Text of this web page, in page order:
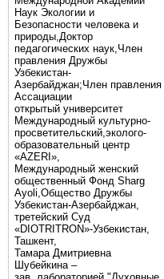
Наук Экологии и
Безопасности человека и
природы,Доктор
педагогических наук,Член
правления Дружбы
Узбекистан-
Азербайджан;Член правления
Ассациации
открытый университет
Международный культурно-
просветительский,эколого-
образовательный центр
«AZERI»,
Mеждународный женский
общественный Фонд Sharg
Аyoli,Общество Дружбы
Узбекистан-Азербайджан,
третейский Суд
«DIOTRITRON»-Узбекистан,
Ташкент,
Тамара Дмитриевна
Шубейкина –